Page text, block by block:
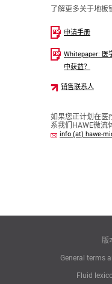
了解更多关于地板
申请手册
Whitepaper: 医
中获益？
销售联系人
如果您正计划在医
系我们HAWE微流
info (at) hawe-
版
General terms
Fluid